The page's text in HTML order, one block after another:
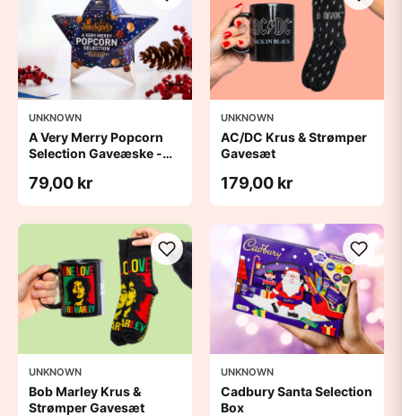
UNKNOWN
A Very Merry Popcorn
Selection Gaveæske -
79,00 kr
UNKNOWN
AC/DC Krus & Strømper
Gavesæt
179,00 kr
UNKNOWN
Bob Marley Krus &
Strømper Gavesæt
UNKNOWN
Cadbury Santa Selection
Box